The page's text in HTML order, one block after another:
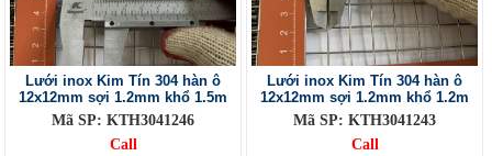
Lưới inox Kim Tín 304 hàn ô
12x12mm sợi 1.2mm khổ 1.5m
Mã SP: KTH3041246
Call
Lưới inox Kim Tín 304 hàn ô
12x12mm sợi 1.2mm khổ 1.2m
Mã SP: KTH3041243
Call